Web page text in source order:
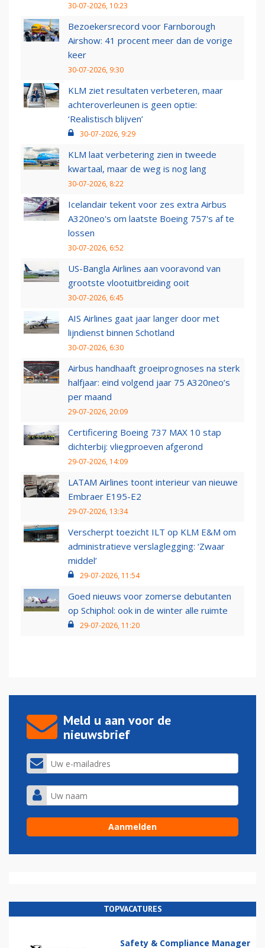
30-07-2026, 10:23
Bezoekersrecord voor Farnborough
Airshow: 41 procent meer dan de vorige
keer
30-07-2026, 9:30
KLM ziet resultaten verbeteren, maar
achteroverleunen is geen optie:
‘Realistisch blijven’
30-07-2026, 9:29
KLM laat verbetering zien in tweede
kwartaal, maar de weg is nog lang
30-07-2026, 8:22
Icelandair tekent voor zes extra Airbus
A320neo's om laatste Boeing 757's af te
lossen
30-07-2026, 6:52
US-Bangla Airlines aan vooravond van
grootste vlootuitbreiding ooit
30-07-2026, 6:45
AIS Airlines gaat jaar langer door met
lijndienst binnen Schotland
30-07-2026, 6:30
Airbus handhaaft groeiprognoses na sterk
halfjaar: eind volgend jaar 75 A320neo’s
per maand
29-07-2026, 20:09
Certificering Boeing 737 MAX 10 stap
dichterbij: vliegproeven afgerond
29-07-2026, 14:09
LATAM Airlines toont interieur van nieuwe
Embraer E195-E2
29-07-2026, 13:34
Verscherpt toezicht ILT op KLM E&M om
administratieve verslaglegging: ‘Zwaar
middel’
29-07-2026, 11:54
Goed nieuws voor zomerse debutanten
op Schiphol: ook in de winter alle ruimte
29-07-2026, 11:20
Meld u aan voor de
nieuwsbrief
TOPVACATURES
Safety & Compliance Manager